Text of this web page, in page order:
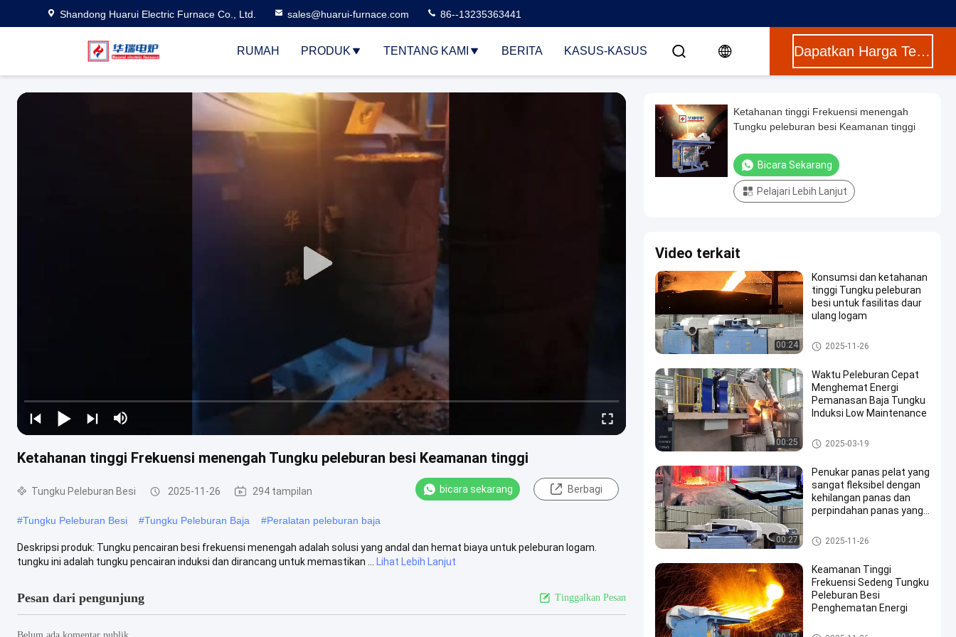
Shandong Huarui Electric Furnace Co., Ltd. sales@huarui-furnace.com 86--13235363441
RUMAH PRODUK TENTANG KAMI BERITA KASUS-KASUS Dapatkan Harga Terbaik
Ketahanan tinggi Frekuensi menengah Tungku peleburan besi Keamanan tinggi
Tungku Peleburan Besi 2025-11-26 294 tampilan bicara sekarang Berbagi
#Tungku Peleburan Besi #Tungku Peleburan Baja #Peralatan peleburan baja
Deskripsi produk: Tungku pencairan besi frekuensi menengah adalah solusi yang andal dan hemat biaya untuk peleburan logam.
tungku ini adalah tungku pencairan induksi dan dirancang untuk memastikan ...
Lihat Lebih Lanjut
Pesan dari pengunjung Tinggalkan Pesan
Belum ada komentar publik
Ketahanan tinggi Frekuensi menengah
Tungku peleburan besi Keamanan tinggi
Bicara Sekarang
Pelajari Lebih Lanjut
Video terkait
00:24
Konsumsi dan ketahanan
tinggi Tungku peleburan
besi untuk fasilitas daur
ulang logam
Tungku Peleburan Besi
2025-11-26
00:25
Waktu Peleburan Cepat
Menghemat Energi
Pemanasan Baja Tungku
Induksi Low Maintenance
Tungku Peleburan Baja
2025-03-19
00:27
Penukar panas pelat yang
sangat fleksibel dengan
kehilangan panas dan
perpindahan panas yang
Tungku Peleburan Besi
2025-11-26
Keamanan Tinggi
Frekuensi Sedeng Tungku
Peleburan Besi
Penghematan Energi
Tungku Peleburan Besi